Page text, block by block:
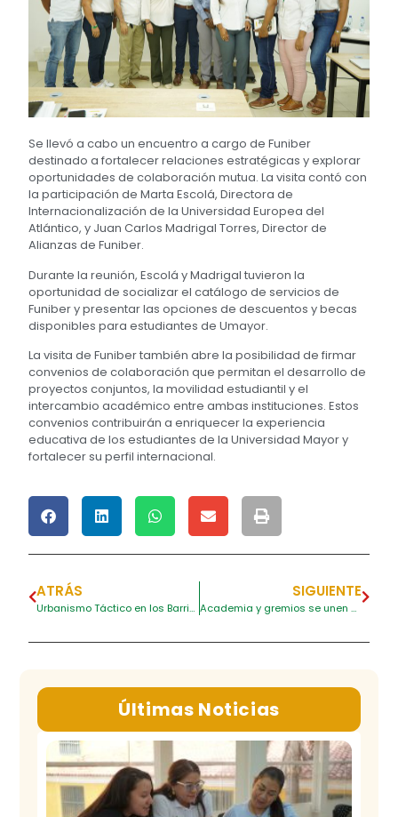
Se llevó a cabo un encuentro a cargo de Funiber
destinado a fortalecer relaciones estratégicas y explorar
oportunidades de colaboración mutua. La visita contó con
la participación de Marta Escolá, Directora de
Internacionalización de la Universidad Europea del
Atlántico, y Juan Carlos Madrigal Torres, Director de
Alianzas de Funiber.
Durante la reunión, Escolá y Madrigal tuvieron la
oportunidad de socializar el catálogo de servicios de
Funiber y presentar las opciones de descuentos y becas
disponibles para estudiantes de Umayor.
La visita de Funiber también abre la posibilidad de firmar
convenios de colaboración que permitan el desarrollo de
proyectos conjuntos, la movilidad estudiantil y el
intercambio académico entre ambas instituciones. Estos
convenios contribuirán a enriquecer la experiencia
educativa de los estudiantes de la Universidad Mayor y
fortalecer su perfil internacional.
ATRÁS
Urbanismo Táctico en los Barrios de La Candelaria y el Sector Ricaurte del Olaya Herrera
SIGUIENTE
Academia y gremios se unen al Segundo Congreso Internacional de Turismo que organiza Umayor
Últimas Noticias